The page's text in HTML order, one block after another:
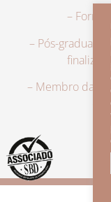
–
– Pós-
– Membro da